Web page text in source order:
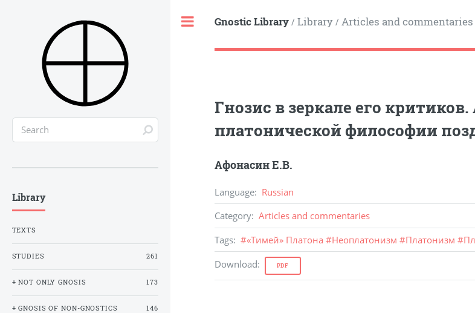
Gnostic Library/ Library/ Articles and commentaries
Гнозис в зеркале его
платонической философии
Афонасин Е.В.
Language: Russian
Category: Articles and commentaries
Tags: #«Тимей» Платона #Неоплатонизм #Платонизм #
Download: PDF
Library
TEXTS
STUDIES 261
+ NOT ONLY GNOSIS 173
+ GNOSIS OF NON-GNOSTICS 146
Toggle